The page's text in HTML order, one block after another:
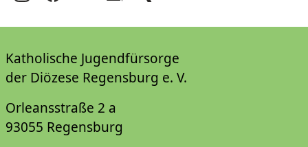
Katholische Jugendfürsorge
der Diözese Regensburg e. V.
Orleansstraße 2 a
93055 Regensburg